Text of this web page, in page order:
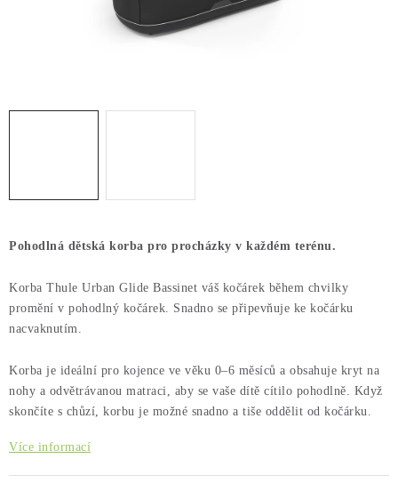
STŘEŠNÍ KOŠE
AUTOSTANY
CESTOVNÍ ZAVAZADLA
DÁRKOVÉ POUKAZY
Kontakty O nás Doprava a platba
Půjčovna
Moje objednávka
Napište nám
Reklamace
Obchodní podmínky
Pohodlná dětská korba pro procházky v každém terénu.
Korba Thule Urban Glide Bassinet váš kočárek během chvilky
promění v pohodlný kočárek. Snadno se připevňuje ke kočárku
nacvaknutím.
Korba je ideální pro kojence ve věku 0–6 měsíců a obsahuje kryt na
nohy a odvětrávanou matraci, aby se vaše dítě cítilo pohodlně. Když
skončíte s chůzí, korbu je možné snadno a tiše oddělit od kočárku.
Více informací